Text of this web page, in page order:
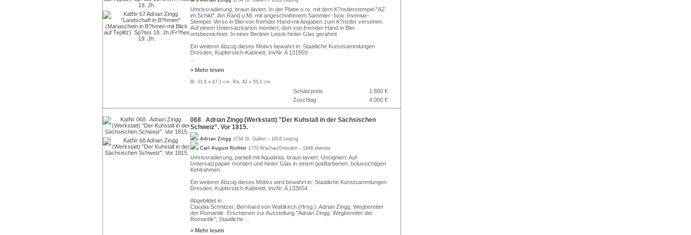
Umrissradierung, braun laviert. In der Platte o.re. mit dem K?nstlerstempel "AZ
im Schild". Am Rand u.Mi. mit angeschnittenem Sammler- bzw. Inventar-
Stempel. Verso in Blei von fremder Hand mit Angaben zum K?nstler versehen.
Auf einem Untersatzkarton montiert, dort von fremder Hand in Blei
ortsbezeichnet. In einer Berliner Leiste hinter Glas gerahmt.
Ein weiterer Abzug dieses Motivs bewahrt in: Staatliche Kunstsammlungen
Dresden, Kupferstich-Kabinett, InvNr. A 131959.
> Mehr lesen
Bl. 31,8 x 47,1 cm, Ra. 42 x 55,1 cm.
Schätzpreis
1.800 €
Zuschlag
4.000 €
068 Adrian Zingg (Werkstatt) "Der Kuhstall in der Sächsischen
Schweiz". Vor 1815.
Adrian Zingg 1734 St. Gallen – 1816 Leipzig
Carl August Richter 1770 Wachau/Dresden – 1848 ebenda
Umrissradierung, partiell mit Aquatinta, braun laviert. Unsigniert. Auf
Untersatzpapier montiert und hinter Glas in einem goldfarbenen, bolussichtigen
Kehlrahmen.
Ein weiterer Abzug dieses Motivs wird bewahrt in: Staatliche Kunstsammlungen
Dresden, Kupferstich-Kabinett, InvNr. A 133654.
Abgebildet in:
Claudia Schnitzer, Bernhard von Waldkirch (Hrsg.): Adrian Zingg. Wegbereiter
der Romantik. Erschienen zur Ausstellung "Adrian Zingg. Wegbereiter der
Romantik", Staatliche
> Mehr lesen